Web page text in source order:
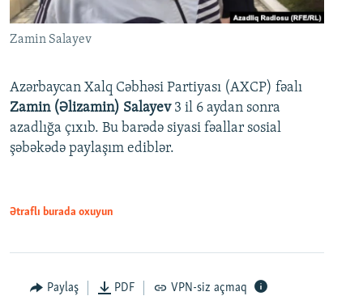
Zamin Salayev
Azərbaycan Xalq Cəbhəsi Partiyası (AXCP) fəalı
Zamin (Əlizamin) Salayev 3 il 6 aydan sonra
azadlığa çıxıb. Bu barədə siyasi fəallar sosial
şəbəkədə paylaşım ediblər.
Ətraflı burada oxuyun
Paylaş PDF VPN-siz açmaq